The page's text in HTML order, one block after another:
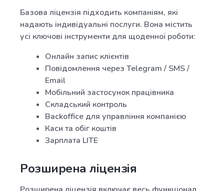
Базова ліцензія підходить компаніям, які
надають індивідуальні послуги. Вона містить
усі ключові інструменти для щоденної роботи:
Онлайн запис клієнтів
Повідомлення через Telegram / SMS /
Email
Мобільний застосунок працівника
Складський контроль
Backoffice для управління компанією
Каси та обіг коштів
Зарплата LITE
Розширена ліцензія